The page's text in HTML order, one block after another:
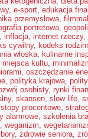
, e-sport, edukacja
przemysłowa,
portretowa,
, inflacja, internet rzeczy,
cywilny, kodeks
włoska, kulinarne
miejsca kultu,
, oszczędzanie
, polityka krajowa,
osobisty, rynki
, skansen, slow life,
stopy procentowe,
alarmowe, szkolenia
, weganizm,
, zdrowie seniora,